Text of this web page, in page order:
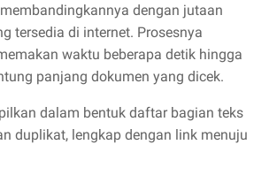
dengan jutaan
tersedia di internet. Prosesnya
waktu beberapa detik hingga
panjang dokumen yang dicek.
dalam bentuk daftar bagian teks
duplikat, lengkap dengan link menuju